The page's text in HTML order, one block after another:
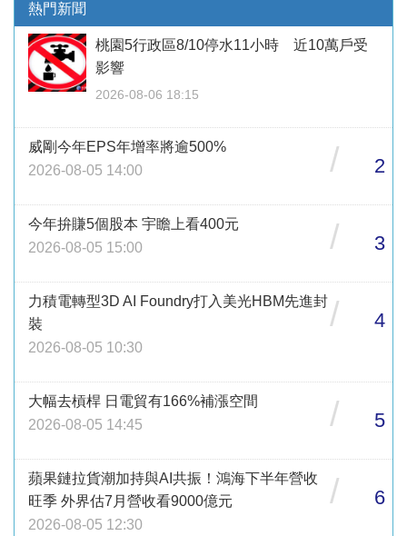
熱門新聞
桃園5行政區8/10停水11小時 近10萬戶受
影響
2026-08-06 18:15
威剛今年EPS年增率將逾500%
2026-08-05 14:00
/ 2
今年拚賺5個股本 宇瞻上看400元
2026-08-05 15:00
/ 3
力積電轉型3D AI Foundry打入美光HBM先進封
裝
2026-08-05 10:30
/ 4
大幅去槓桿 日電貿有166%補漲空間
2026-08-05 14:45
/ 5
蘋果鏈拉貨潮加持與AI共振！鴻海下半年營收
旺季 外界估7月營收看9000億元
2026-08-05 12:30
/ 6